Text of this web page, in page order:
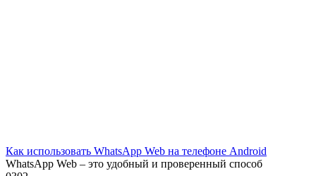
Как использовать WhatsApp Web на телефоне Android
WhatsApp Web – это удобный и проверенный способ